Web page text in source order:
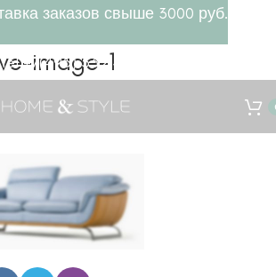
Tel +7(495) 532 47 28
image-1
заказов свыше 3000 руб.